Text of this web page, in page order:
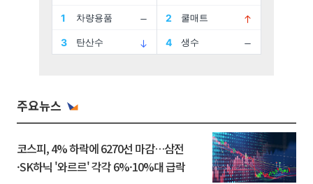
주요뉴스
코스피, 4% 하락에 6270선 마감…삼전
·SK하닉 '와르르' 각각 6%·10%대 급락